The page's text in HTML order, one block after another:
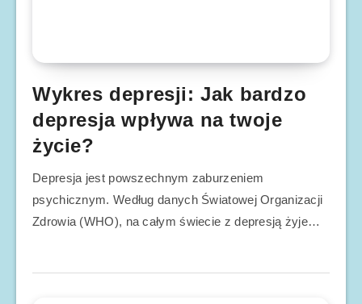
Wykres depresji: Jak bardzo
depresja wpływa na twoje
życie?
Depresja jest powszechnym zaburzeniem
psychicznym. Według danych Światowej Organizacji
Zdrowia (WHO), na całym świecie z depresją żyje…